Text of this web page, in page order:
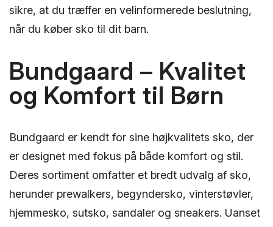
sikre, at du træffer en velinformerede beslutning,
når du køber sko til dit barn.
Bundgaard – Kvalitet
og Komfort til Børn
Bundgaard er kendt for sine højkvalitets sko, der
er designet med fokus på både komfort og stil.
Deres sortiment omfatter et bredt udvalg af sko,
herunder prewalkers, begyndersko, vinterstøvler,
hjemmesko, sutsko, sandaler og sneakers. Uanset